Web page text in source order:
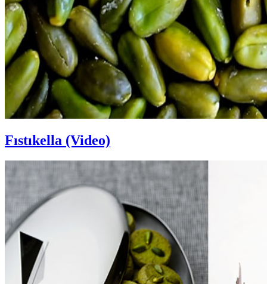
Fıstıkella (Video)